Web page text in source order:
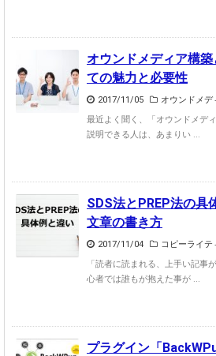
オウンドメディア構
ての魅力と必要性
2017/11/05
オウンドメデ
最近よく聞く、「オウンドメデ
説明できる人は、あまりい ...
SDS法とPREP法の具
文章の書き方
2017/11/04
コピーライテ
「読者に読まれる、上手い記事
心者では誰もが抱えた事が ...
プラグイン「